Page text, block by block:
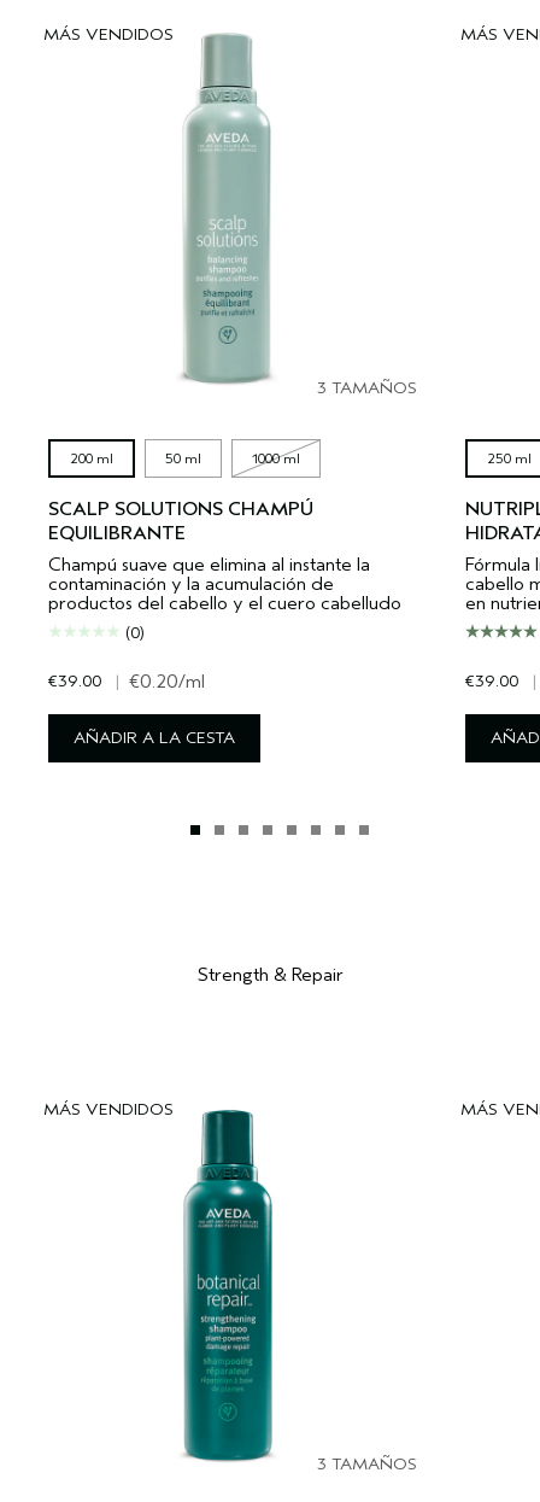
MÁS VENDIDOS
3 TAMAÑOS
200 ml 50 ml 1000 ml
SCALP SOLUTIONS CHAMPÚ
EQUILIBRANTE
Champú suave que elimina al instante la
contaminación y la acumulación de
productos del cabello y el cuero cabelludo
(0)
€39.00 | €0.20/ml
AÑADIR A LA CESTA
MÁS
250 ml
Fórmula
cabello
en
€39.00 |
Strength & Repair
MÁS VENDIDOS
3 TAMAÑOS
MÁS